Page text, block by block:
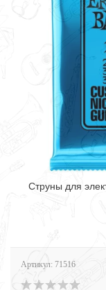
Струны для
Артикул: 71516